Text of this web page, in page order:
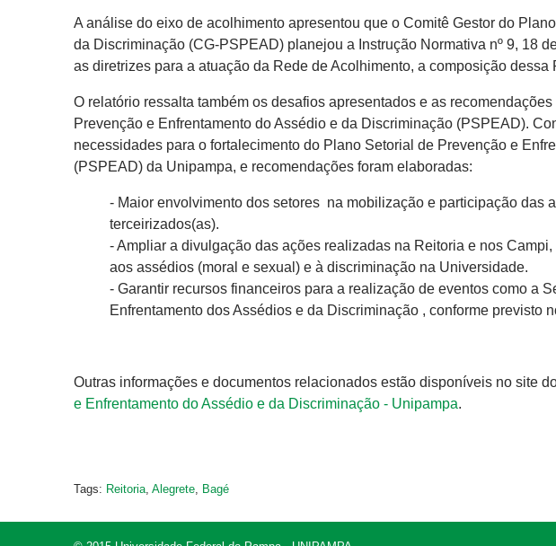
A análise do eixo de acolhimento apresentou que o Comitê Gestor do
da Discriminação (CG-PSPEAD) planejou a Instrução Normativa nº 9, 18
as diretrizes para a atuação da Rede de Acolhimento, a composição
O relatório ressalta também os desafios apresentados e as
Prevenção e Enfrentamento do Assédio e da Discriminação (PSPEAD).
necessidades para o fortalecimento do Plano Setorial de Prevenção e
(PSPEAD) da Unipampa, e recomendações foram elaboradas:
- Maior envolvimento dos setores na mobilização e participação das
terceirizados(as).
- Ampliar a divulgação das ações realizadas na Reitoria e nos
aos assédios (moral e sexual) e à discriminação na Universidade.
- Garantir recursos financeiros para a realização de eventos como a
Enfrentamento dos Assédios e da Discriminação , conforme previsto
Outras informações e documentos relacionados estão disponíveis no site
e Enfrentamento do Assédio e da Discriminação - Unipampa.
Tags: Reitoria Alegrete Bagé